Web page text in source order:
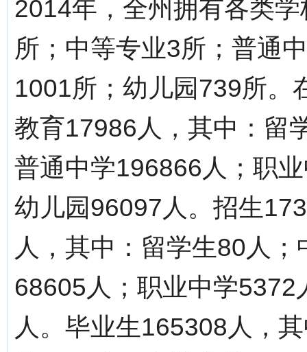
2014年，全州拥有各类
所；中等专业3所；普通
1001所；幼儿园739所。
教育17986人，其中：留
普通中学196866人；职
幼儿园96097人。招生
人，其中：留学生80人
68605人；职业中学
人。毕业生165308人，